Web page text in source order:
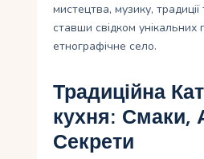
мистецтва, музику,
ставши свідком
етнографічне село.
Традиційна
кухня: Смаки,
Секрети